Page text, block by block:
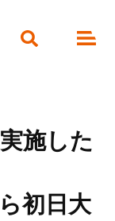
施した
初日大